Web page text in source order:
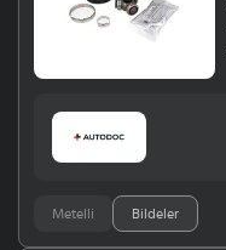
Metelli Bildeler